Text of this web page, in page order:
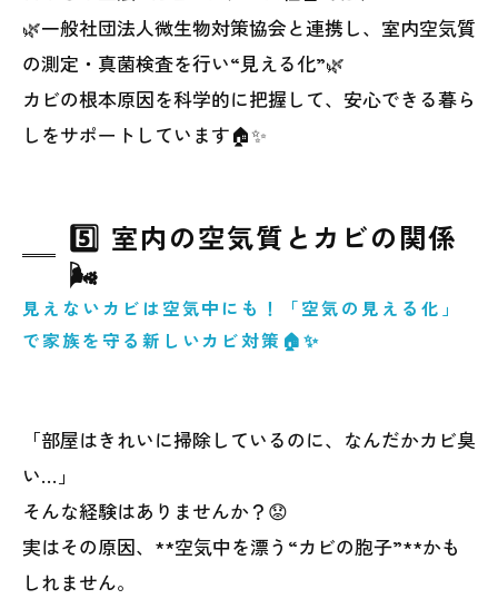
🌿一般社団法人微生物対策協会と連携し、室内空気質
の測定・真菌検査を行い“見える化”🌿
カビの根本原因を科学的に把握して、安心できる暮ら
しをサポートしています🏠✨
5️⃣ 室内の空気質とカビの関係
🌬️
見えないカビは空気中にも！「空気の見える化」
で家族を守る新しいカビ対策🏠✨
「部屋はきれいに掃除しているのに、なんだかカビ臭
い…」
そんな経験はありませんか？😟
実はその原因、**空気中を漂う“カビの胞子”**かも
しれません。